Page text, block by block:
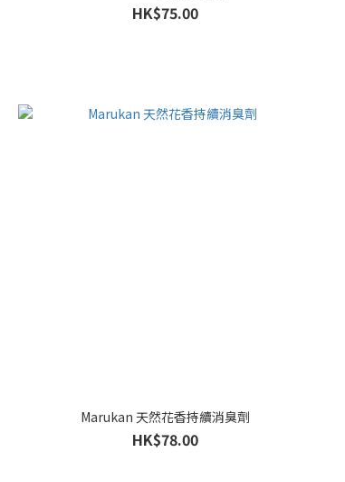
HK$75.00
Marukan 天然花香持續消臭劑
HK$78.00